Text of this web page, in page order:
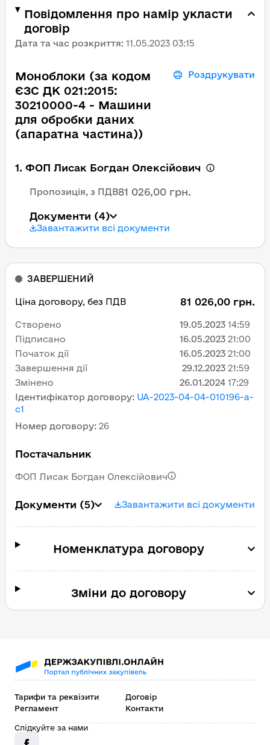
Повідомлення про намір укласти
договір
Дата та час розкриття: 11.05.2023 03:15
Моноблоки (за кодом
ЄЗС ДК 021:2015:
30210000-4 - Машини
для обробки даних
(апаратна частина))
Роздрукувати
1. ФОП Лисак Богдан Олексійович
Пропозиція, з ПДВ81 026,00 грн.
Документи (4)
Завантажити всі документи
Ідентифікатор договору: UA-2023-04-04-010196-a-
c1
Номер договору: 26
Постачальник
ФОП Лисак Богдан Олексійович
Документи (5) Завантажити всі документи
ЗАВЕРШЕНИЙ
Ціна договору, без ПДВ 81 026,00 грн.
Створено 19.05.2023 14:59
Підписано
16.05.2023 21:00
Початок дії
16.05.2023 21:00
Завершення дії
29.12.2023 21:59
Змінено
26.01.2024 17:29
Номенклатура договору
Зміни до договору
Тарифи та реквізити
Договір
Регламент
Контакти
Слідкуйте за нами